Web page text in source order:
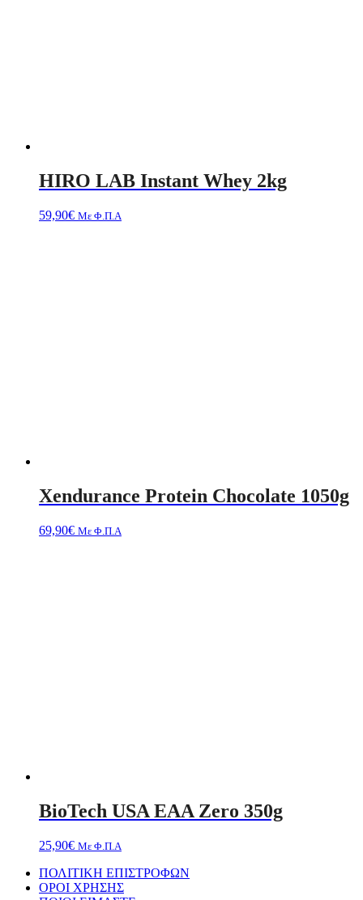
HIRO LAB Instant Whey 2kg
59,90€ Με Φ.Π.Α
Xendurance Protein Chocolate 1050g
69,90€ Με Φ.Π.Α
BioTech USA EAA Zero 350g
25,90€ Με Φ.Π.Α
ΠΟΛΙΤΙΚΗ ΕΠΙΣΤΡΟΦΩΝ
ΟΡΟΙ ΧΡΗΣΗΣ